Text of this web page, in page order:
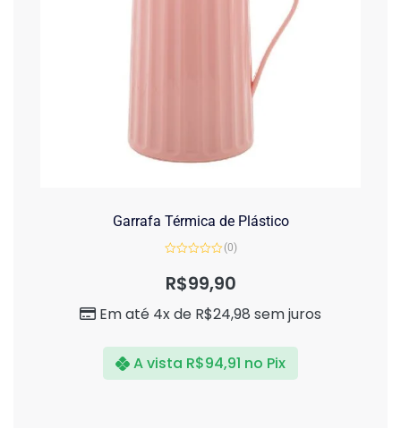
Garrafa Térmica de Plástico
de
(0)
R$99,90
Em até 4x de R$24,98 sem juros
A vista R$94,91 no Pix